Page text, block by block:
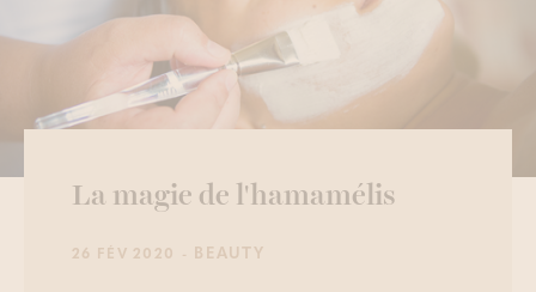
La magie de l'hamamélis
26 FÉV 2020 - BEAUTY